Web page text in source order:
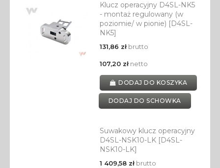
Klucz operacyjny D4SL-NK5
- montaż regulowany (w
poziomie/ w pionie) [D4SL-
NK5]
131,86 złbrutto
107,20 złnetto
DODAJ DO KOSZYKA
DODAJ DO SCHOWKA
Suwakowy klucz operacyjny
D4SL-NSK10-LK [D4SL-
NSK10-LK]
1 409,58 złbrutto